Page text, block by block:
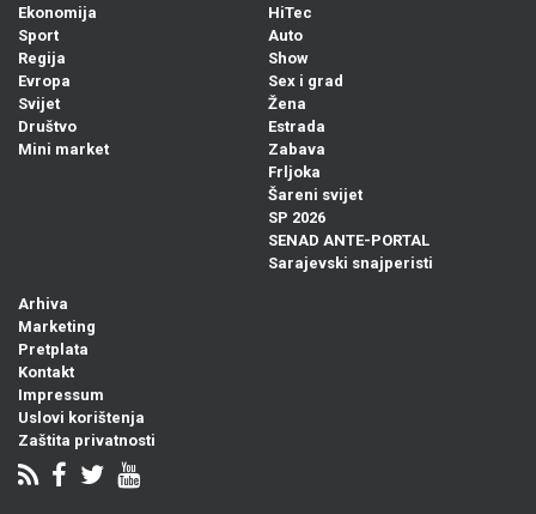
Ekonomija
Sport
Regija
Evropa
Svijet
Društvo
Mini market
HiTec
Auto
Show
Sex i grad
Žena
Estrada
Zabava
Frljoka
Šareni svijet
SP 2026
SENAD ANTE-PORTAL
Sarajevski snajperisti
Arhiva
Marketing
Pretplata
Kontakt
Impressum
Uslovi korištenja
Zaštita privatnosti